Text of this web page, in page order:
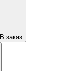
В заказ